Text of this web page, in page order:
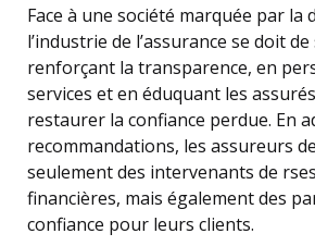
Face à une société marquée par la
l’industrie de l’assurance se doit
renforçant la transparence, en
services et en éduquant les
restaurer la confiance perdue. En
recommandations, les assureurs
seulement des intervenants de
financières, mais également des
confiance pour leurs clients.